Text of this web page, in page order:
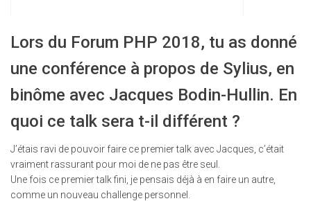
Lors du Forum PHP 2018, tu as donné
une conférence à propos de Sylius, en
binôme avec Jacques Bodin-Hullin. En
quoi ce talk sera t-il différent ?
J’étais ravi de pouvoir faire ce premier talk avec Jacques, c’était
vraiment rassurant pour moi de ne pas être seul.
Une fois ce premier talk fini, je pensais déjà à en faire un autre,
comme un nouveau challenge personnel.